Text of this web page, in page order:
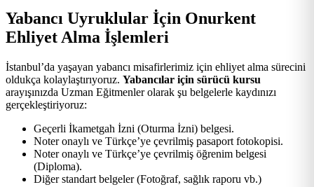
Yabancı Uyruklular İçin Onurkent
Ehliyet Alma İşlemleri
İstanbul’da yaşayan yabancı misafirlerimiz için ehliyet alma sürecini
oldukça kolaylaştırıyoruz. Yabancılar için sürücü kursu
arayışınızda Uzman Eğitmenler olarak şu belgelerle kaydınızı
gerçekleştiriyoruz:
Geçerli İkametgah İzni (Oturma İzni) belgesi.
Noter onaylı ve Türkçe’ye çevrilmiş pasaport fotokopisi.
Noter onaylı ve Türkçe’ye çevrilmiş öğrenim belgesi
(Diploma).
Diğer standart belgeler (Fotoğraf, sağlık raporu vb.)